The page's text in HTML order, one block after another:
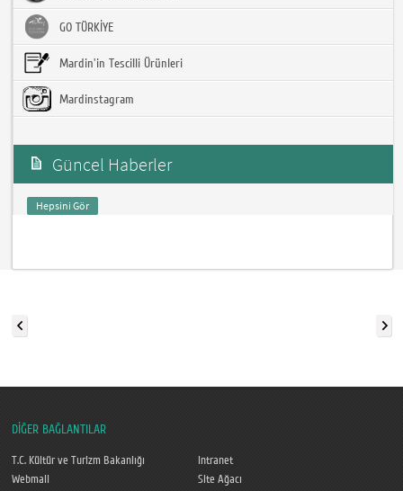
GO TÜRKİYE
Mardin'in Tescilli Ürünleri
Mardinstagram
Güncel Haberler
Hepsini Gör
DİĞER BAĞLANTILAR
T.C. Kültür ve Turizm Bakanlığı
Intranet
Webmail
Site Ağacı